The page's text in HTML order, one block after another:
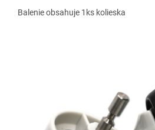
Balenie obsahuje 1ks kolieska